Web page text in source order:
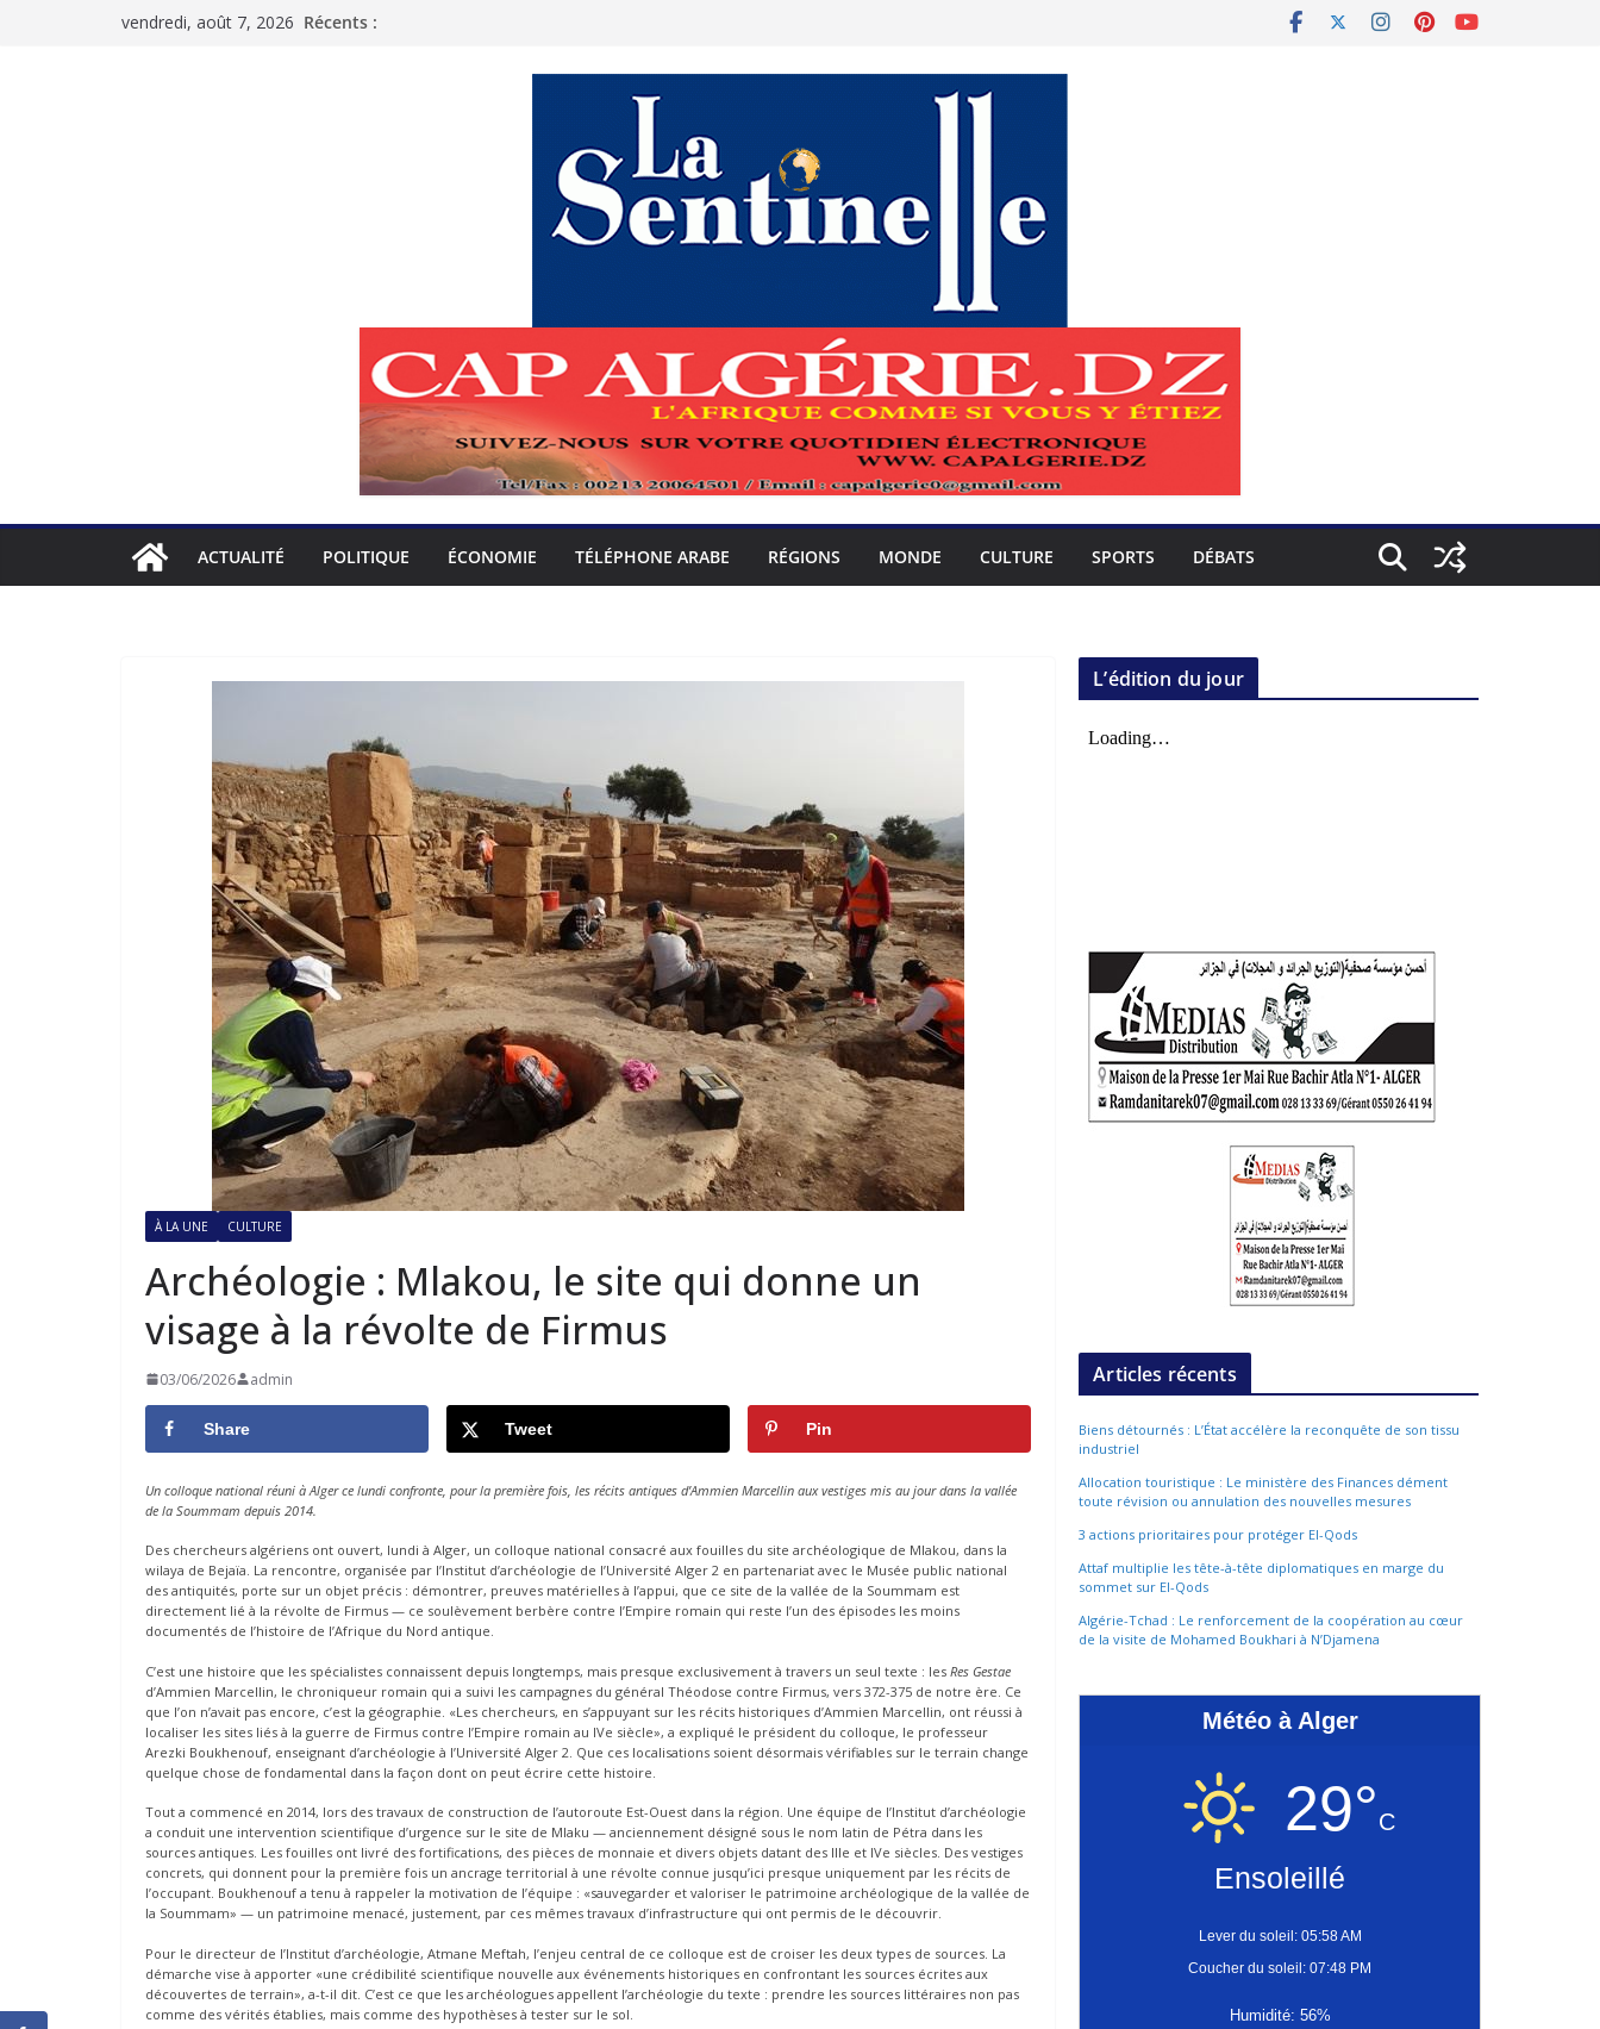
vendredi, août 7, 2026 Récents :
ACTUALITÉ POLITIQUE ÉCONOMIE TÉLÉPHONE ARABE RÉGIONS MONDE CULTURE SPORTS DÉBATS
À LA UNE CULTURE
Archéologie : Mlakou, le site qui donne un
visage à la révolte de Firmus
03/06/2026 admin
Share Tweet Pin
Un colloque national réuni à Alger ce lundi confronte, pour la première fois, les récits antiques d’Ammien Marcellin aux vestiges mis au jour dans la vallée
de la Soummam depuis 2014.
Des chercheurs algériens ont ouvert, lundi à Alger, un colloque national consacré aux fouilles du site archéologique de Mlakou, dans la
wilaya de Bejaïa. La rencontre, organisée par l’Institut d’archéologie de l’Université Alger 2 en partenariat avec le Musée public national
des antiquités, porte sur un objet précis : démontrer, preuves matérielles à l’appui, que ce site de la vallée de la Soummam est
directement lié à la révolte de Firmus — ce soulèvement berbère contre l’Empire romain qui reste l’un des épisodes les moins
documentés de l’histoire de l’Afrique du Nord antique.
C’est une histoire que les spécialistes connaissent depuis longtemps, mais presque exclusivement à travers un seul texte : les Res Gestae
d’Ammien Marcellin, le chroniqueur romain qui a suivi les campagnes du général Théodose contre Firmus, vers 372-375 de notre ère. Ce
que l’on n’avait pas encore, c’est la géographie. «Les chercheurs, en s’appuyant sur les récits historiques d’Ammien Marcellin, ont réussi à
localiser les sites liés à la guerre de Firmus contre l’Empire romain au IVe siècle», a expliqué le président du colloque, le professeur
Arezki Boukhenouf, enseignant d’archéologie à l’Université Alger 2. Que ces localisations soient désormais vérifiables sur le terrain change
quelque chose de fondamental dans la façon dont on peut écrire cette histoire.
Tout a commencé en 2014, lors des travaux de construction de l’autoroute Est-Ouest dans la région. Une équipe de l’Institut d’archéologie
a conduit une intervention scientifique d’urgence sur le site de Mlaku — anciennement désigné sous le nom latin de Pétra dans les
sources antiques. Les fouilles ont livré des fortifications, des pièces de monnaie et divers objets datant des IIIe et IVe siècles. Des vestiges
concrets, qui donnent pour la première fois un ancrage territorial à une révolte connue jusqu’ici presque uniquement par les récits de
l’occupant. Boukhenouf a tenu à rappeler la motivation de l’équipe : «sauvegarder et valoriser le patrimoine archéologique de la vallée de
la Soummam» — un patrimoine menacé, justement, par ces mêmes travaux d’infrastructure qui ont permis de le découvrir.
Pour le directeur de l’Institut d’archéologie, Atmane Meftah, l’enjeu central de ce colloque est de croiser les deux types de sources. La
démarche vise à apporter «une crédibilité scientifique nouvelle aux événements historiques en confrontant les sources écrites aux
découvertes de terrain», a-t-il dit. C’est ce que les archéologues appellent l’archéologie du texte : prendre les sources littéraires non pas
comme des vérités établies, mais comme des hypothèses à tester sur le sol.
L’édition du jour
Articles récents
Biens détournés : L’État accélère la reconquête de son tissu
industriel
Allocation touristique : Le ministère des Finances dément
toute révision ou annulation des nouvelles mesures
3 actions prioritaires pour protéger El-Qods
Attaf multiplie les tête-à-tête diplomatiques en marge du
sommet sur El-Qods
Algérie-Tchad : Le renforcement de la coopération au cœur
de la visite de Mohamed Boukhari à N’Djamena
Météo à Alger
29°C
Ensoleillé
Lever du soleil: 05:58 AM
Coucher du soleil: 07:48 PM
Humidité: 56%